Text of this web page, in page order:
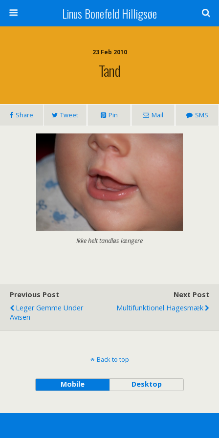
Linus Bonefeld Hilligsøe
23 Feb 2010
Tand
Share Tweet Pin Mail SMS
Ikke helt tandløs længere
Previous Post
Leger Gemme Under
Avisen
Next Post
Multifunktionel Hagesmæk
Back to top
Mobile Desktop